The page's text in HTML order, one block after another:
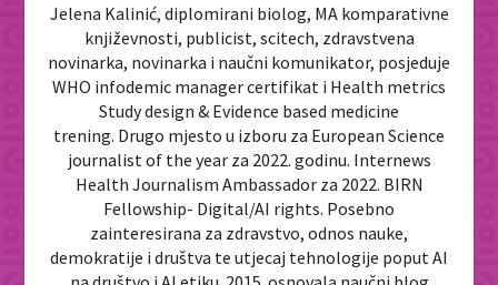
Jelena Kalinić, diplomirani biolog, MA komparativne
književnosti, publicist, scitech, zdravstvena
novinarka, novinarka i naučni komunikator, posjeduje
WHO infodemic manager certifikat i Health metrics
Study design & Evidence based medicine
trening. Drugo mjesto u izboru za European Science
journalist of the year za 2022. godinu. Internews
Health Journalism Ambassador za 2022. BIRN
Fellowship- Digital/AI rights. Posebno
zainteresirana za zdravstvo, odnos nauke,
demokratije i društva te utjecaj tehnologije poput AI